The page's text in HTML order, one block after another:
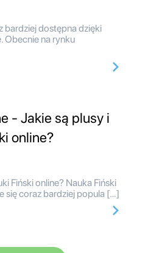
bardziej dostępna dzięki
Obecnie na rynku
- Jakie są plusy i
online?
Fiński online? Nauka Fiński
się coraz bardziej popula […]